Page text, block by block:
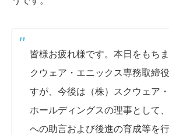
皆様お疲れ様です。本日をもち
クウェア・エニックス専務取締
すが、今後は（株）スクウェア
ホールディングスの理事として
への助言および後進の育成等を